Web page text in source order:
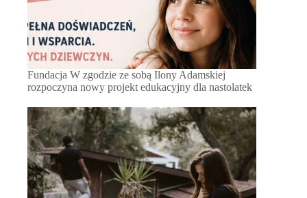
Fundacja W zgodzie ze sobą Ilony Adamskiej
rozpoczyna nowy projekt edukacyjny dla nastolatek